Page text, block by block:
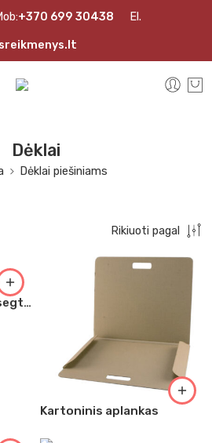
+370 699 30438 El.
Dėklai
Dėklai piešiniams
Rikiuoti pagal
Eskizavimo lentos su segtukais ir rankena
Kartoninis aplankas